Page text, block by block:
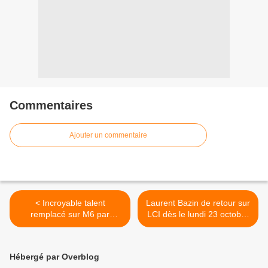
Commentaires
Ajouter un commentaire
< Incroyable talent
remplacé sur M6 par
Recherche appartement
Laurent Bazin de retour sur
LCI dès le lundi 23 octobre
à 10 heures (joker). >
Hébergé par Overblog